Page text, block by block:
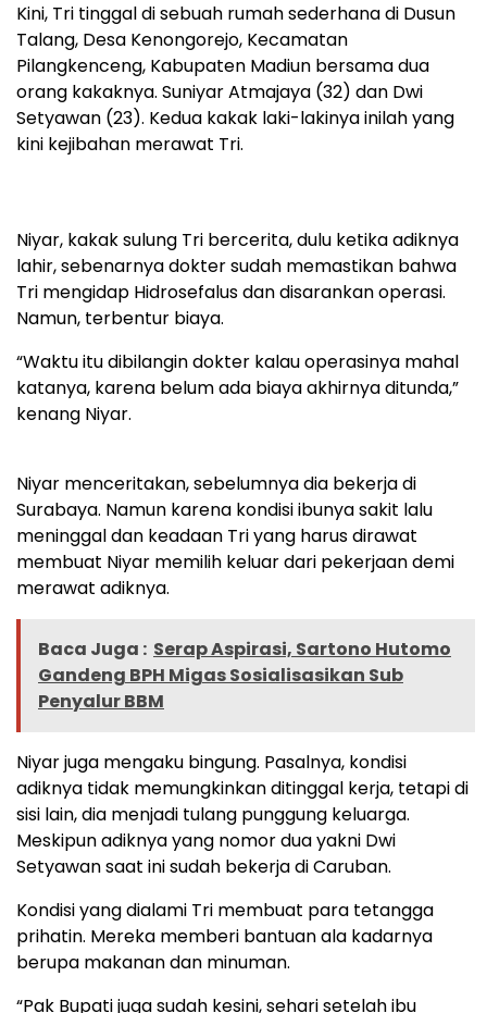
Kini, Tri tinggal di sebuah rumah sederhana di Dusun
Talang, Desa Kenongorejo, Kecamatan
Pilangkenceng, Kabupaten Madiun bersama dua
orang kakaknya. Suniyar Atmajaya (32) dan Dwi
Setyawan (23). Kedua kakak laki-lakinya inilah yang
kini kejibahan merawat Tri.
Niyar, kakak sulung Tri bercerita, dulu ketika adiknya
lahir, sebenarnya dokter sudah memastikan bahwa
Tri mengidap Hidrosefalus dan disarankan operasi.
Namun, terbentur biaya.
“Waktu itu dibilangin dokter kalau operasinya mahal
katanya, karena belum ada biaya akhirnya ditunda,”
kenang Niyar.
Niyar menceritakan, sebelumnya dia bekerja di
Surabaya. Namun karena kondisi ibunya sakit lalu
meninggal dan keadaan Tri yang harus dirawat
membuat Niyar memilih keluar dari pekerjaan demi
merawat adiknya.
Baca Juga : Serap Aspirasi, Sartono Hutomo
Gandeng BPH Migas Sosialisasikan Sub
Penyalur BBM
Niyar juga mengaku bingung. Pasalnya, kondisi
adiknya tidak memungkinkan ditinggal kerja, tetapi di
sisi lain, dia menjadi tulang punggung keluarga.
Meskipun adiknya yang nomor dua yakni Dwi
Setyawan saat ini sudah bekerja di Caruban.
Kondisi yang dialami Tri membuat para tetangga
prihatin. Mereka memberi bantuan ala kadarnya
berupa makanan dan minuman.
“Pak Bupati juga sudah kesini, sehari setelah ibu